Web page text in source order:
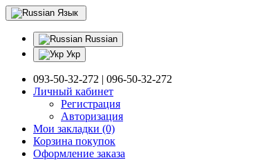
Язык
Russian
Укр
093-50-32-272 | 096-50-32-272
Личный кабинет
Регистрация
Авторизация
Мои закладки (0)
Корзина покупок
Оформление заказа